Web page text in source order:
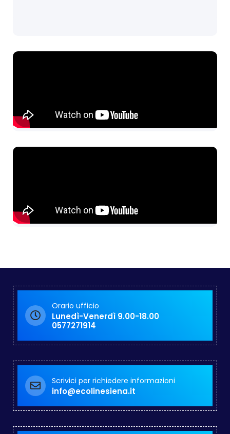
Orario ufficio
Lunedì-Venerdì 9.00-18.00
0577271914
Scrivici per richiedere informazioni
info@ecolinesiena.it